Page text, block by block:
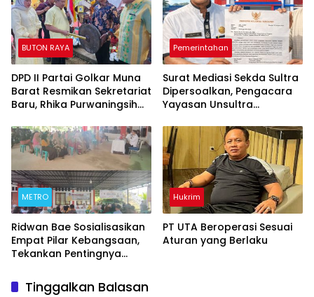
BUTON RAYA
DPD II Partai Golkar Muna
Barat Resmikan Sekretariat
Baru, Rhika Purwaningsih
Pemerintahan
Surat Mediasi Sekda Sultra
Dipersoalkan, Pengacara
Yayasan Unsultra
Pemerintahan, Sebut Ada
Cawe-Cawe Pemprov
METRO
‎Ridwan Bae Sosialisasikan
Empat Pilar Kebangsaan,
Tekankan Pentingnya
Keberagaman
Hukrim
PT UTA Beroperasi Sesuai
Aturan yang Berlaku
Tinggalkan Balasan